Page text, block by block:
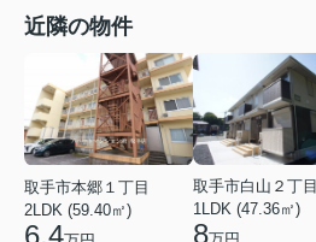
近隣の物件
取手市本郷１丁目
2LDK (59.40㎡)
6.4
取手市白山２丁目
1LDK (47.36㎡)
8